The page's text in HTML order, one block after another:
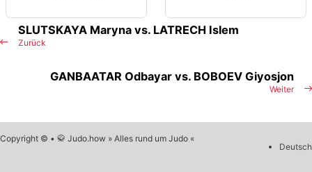
Zurück
SLUTSKAYA Maryna vs. LATRECH Islem
Weiter
GANBAATAR Odbayar vs. BOBOEV Giyosjon
Copyright © • 🥋 Judo.how » Alles rund um Judo «
Deutsch